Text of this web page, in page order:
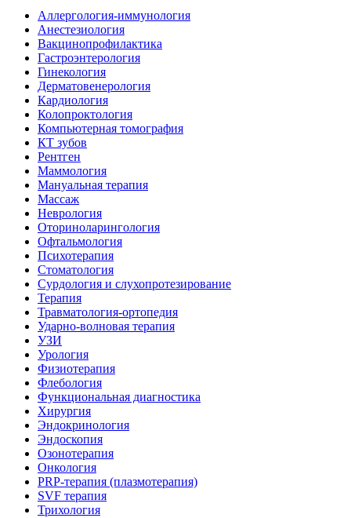
Аллергология-иммунология
Анестезиология
Вакцинопрофилактика
Гастроэнтерология
Гинекология
Дерматовенерология
Кардиология
Колопроктология
Компьютерная томография
КТ зубов
Рентген
Маммология
Мануальная терапия
Массаж
Неврология
Оториноларингология
Офтальмология
Психотерапия
Стоматология
Сурдология и слухопротезирование
Терапия
Травматология-ортопедия
Ударно-волновая терапия
УЗИ
Урология
Физиотерапия
Флебология
Функциональная диагностика
Хирургия
Эндокринология
Эндоскопия
Озонотерапия
Онкология
PRP-терапия (плазмотерапия)
SVF терапия
Трихология